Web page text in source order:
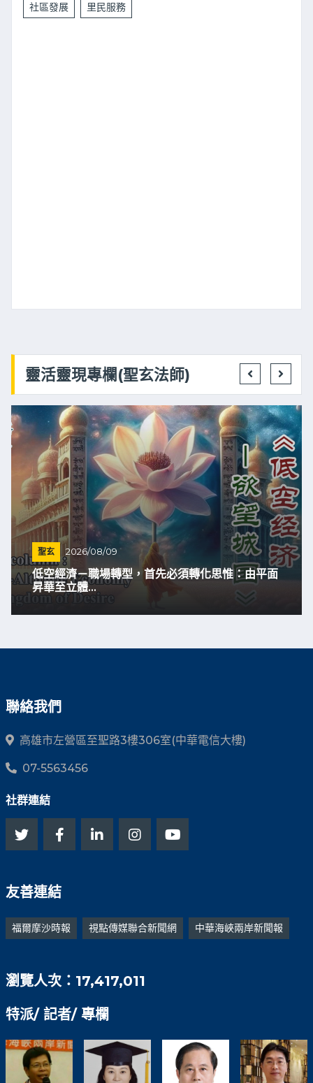
社區發展 里民服務
靈活靈現專欄(聖玄法師)
聖玄 2026/08/09
低空經濟－職場轉型，首先必須轉化思惟：由平面
昇華至立體...
聯絡我們
高雄市左營區至聖路3樓306室(中華電信大樓)
07-5563456
社群連結
友善連結
福爾摩沙時報 視點傳媒聯合新聞網 中華海峽兩岸新聞報
瀏覽人次：17,417,011
特派/ 記者/ 專欄